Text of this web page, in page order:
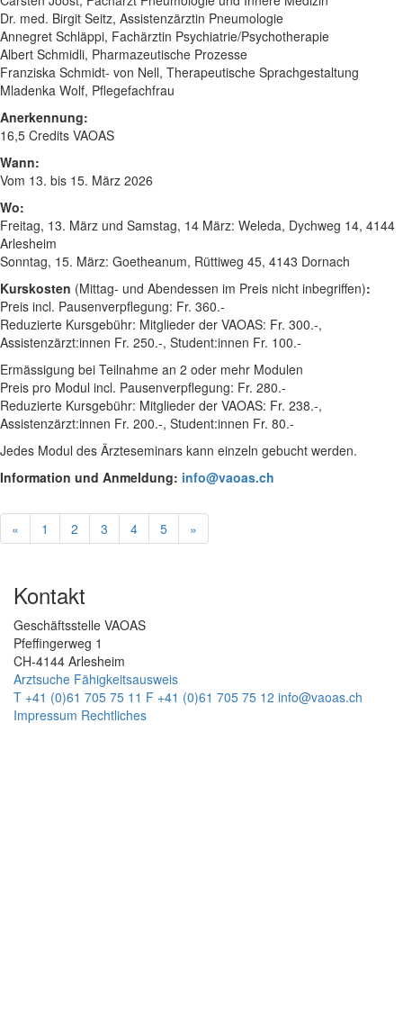
Dr. med. Birgit Seitz, Assistenzärztin Pneumologie
Annegret Schläppi, Fachärztin Psychiatrie/Psychotherapie
Albert Schmidli, Pharmazeutische Prozesse
Franziska Schmidt- von Nell, Therapeutische Sprachgestaltung
Mladenka Wolf, Pflegefachfrau
Anerkennung:
16,5 Credits VAOAS
Wann:
Vom 13. bis 15. März 2026
Wo:
Freitag, 13. März und Samstag, 14 März: Weleda, Dychweg 14, 4144
Arlesheim
Sonntag, 15. März: Goetheanum, Rüttiweg 45, 4143 Dornach
Kurskosten (Mittag- und Abendessen im Preis nicht inbegriffen):
Preis incl. Pausenverpflegung: Fr. 360.-
Reduzierte Kursgebühr: Mitglieder der VAOAS: Fr. 300.-,
Assistenzärzt:innen Fr. 250.-, Student:innen Fr. 100.-
Ermässigung bei Teilnahme an 2 oder mehr Modulen
Preis pro Modul incl. Pausenverpflegung: Fr. 280.-
Reduzierte Kursgebühr: Mitglieder der VAOAS: Fr. 238.-,
Assistenzärzt:innen Fr. 200.-, Student:innen Fr. 80.-
Jedes Modul des Ärzteseminars kann einzeln gebucht werden.
Information und Anmeldung: info@vaoas.ch
« 1 2 3 4 5 »
Kontakt
Geschäftsstelle VAOAS
Pfeffingerweg 1
CH-4144 Arlesheim
Arztsuche Fähigkeitsausweis
T +41 (0)61 705 75 11 F +41 (0)61 705 75 12 info@vaoas.ch
Impressum Rechtliches